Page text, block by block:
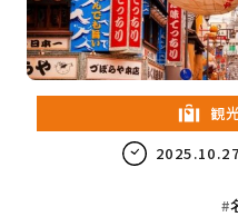
教育・子育て
ビジネス
観
2025.10.27